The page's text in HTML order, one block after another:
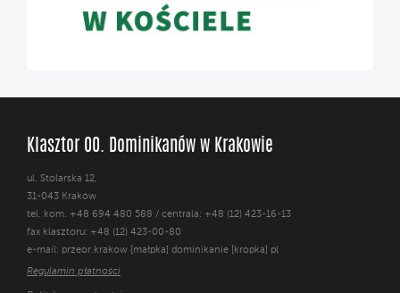
Klasztor OO. Dominikanów w Krakowie
ul. Stolarska 12,
31-043 Kraków
tel. kom. +48 694 480 588 / centrala: +48 (12) 423-16-13
fax klasztoru: +48 (12) 423-00-80
e-mail: przeor.krakow [małpka] dominikanie [kropka] pl
Regulamin płatności